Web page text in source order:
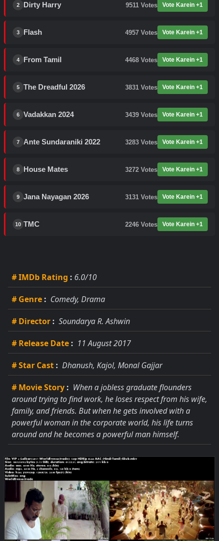
2 Dirty Harry 9511 Votes Vote Karein +1
3 Flash 4957 Votes Vote Karein +1
4 From Tamil 4468 Votes Vote Karein +1
5 The Dreadful 2026 3831 Votes Vote Karein +1
6 Vadakkan 2024 3439 Votes Vote Karein +1
7 Ante Sundaraniki 2022 3283 Votes Vote Karein +1
8 House Mates 3272 Votes Vote Karein +1
9 Jana Nayagan 2026 3131 Votes Vote Karein +1
10 TMC 2246 Votes Vote Karein +1
# IMDb Rating : 6.0/10
# Genre : Comedy, Drama
# Director : Soundarya R. Ashwin
# Release Date : 11 August 2017
# Star Cast : Dhanush, Kajol, Monal Gajjar
# Movie Story : When a jobless graduate flounders
around trying to find work, he loses respect from his wife,
family, and friends. But when he gets involved with a
powerful woman in the corporate world, his life turns
around and he becomes a powerful man himself.